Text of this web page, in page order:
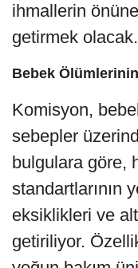
ihmallerin
getirmek olacak.
Bebek
Komisyon,
sebepler
bulgulara göre,
standartlarının
eksiklikleri ve
getiriliyor.